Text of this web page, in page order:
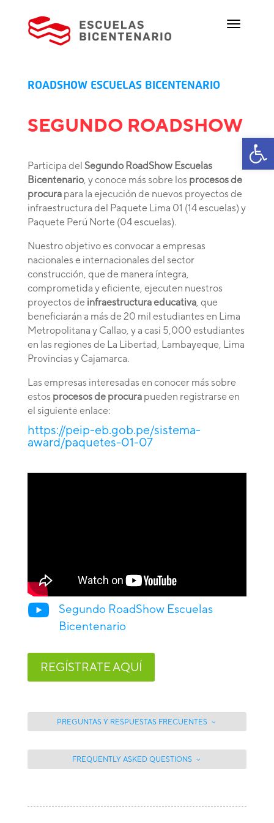
ROADSHOW ESCUELAS BICENTENARIO
SEGUNDO ROADSHOW
Participa del Segundo RoadShow Escuelas
Bicentenario, y conoce más sobre los procesos de
procurapara la ejecución de nuevos proyectos de
infraestructura del Paquete Lima 01 (14 escuelas) y
Paquete Perú Norte (04 escuelas).
Nuestro objetivo es convocar a empresas
nacionales e internacionales del sector
construcción, que de manera íntegra,
comprometida y eficiente, ejecuten nuestros
proyectos de infraestructura educativa, que
beneficiarán a más de 20 mil estudiantes en Lima
Metropolitana y Callao, y a casi 5,000 estudiantes
en las regiones de La Libertad, Lambayeque, Lima
Provincias y Cajamarca.
Las empresas interesadas en conocer más sobre
estos procesos de procurapueden registrarse en
el siguiente enlace:
https://peip-eb.gob.pe/sistema-
award/paquetes-01-07

Segundo RoadShow Escuelas
Bicentenario
REGÍSTRATE AQUÍ
PREGUNTAS Y RESPUESTAS FRECUENTES
FREQUENTLY ASKED QUESTIONS